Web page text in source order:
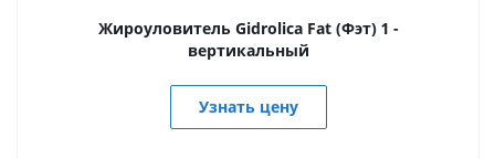
Жироуловитель Gidrolica Fat (Фэт) 1 -
вертикальный
Узнать цену